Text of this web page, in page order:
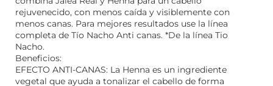
rejuvenecido, con menos caída y visiblemente con
menos canas. Para mejores resultados use la línea
completa de Tío Nacho Anti canas. *De la línea Tio
Nacho.
Beneficios:
EFECTO ANTI-CANAS: La Henna es un ingrediente
vegetal que ayuda a tonalizar el cabello de forma